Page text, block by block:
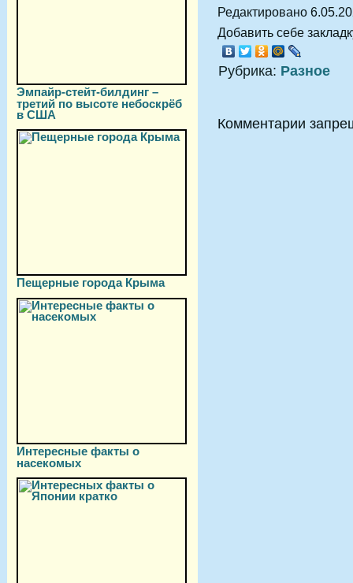
Эмпайр-стейт-билдинг –
третий по высоте небоскрёб
в США
Пещерные города Крыма
Интересные факты о
насекомых
Редактировано
Добавить себе
Рубрика: Разное
Комментарии